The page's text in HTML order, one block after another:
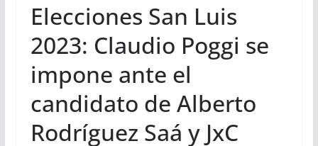
Elecciones San Luis
2023: Claudio Poggi se
impone ante el
candidato de Alberto
Rodríguez Saá y JxC